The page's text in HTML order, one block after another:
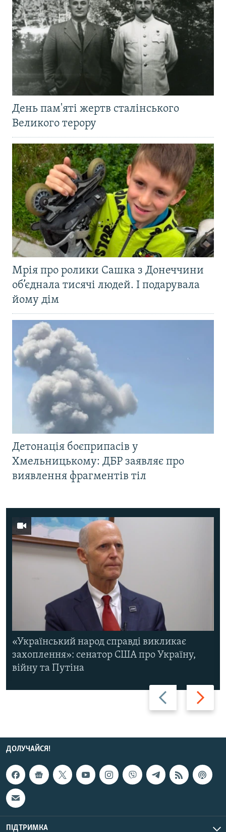
День пам'яті жертв сталінського
Великого терору
Мрія про ролики Сашка з Донеччини
об’єднала тисячі людей. І подарувала
йому дім
Детонація боєприпасів у
Хмельницькому: ДБР заявляє про
виявлення фрагментів тіл
Назад Вперед
«Український народ справді викликає
захоплення»: сенатор США про Україну,
війну та Путіна
ДОЛУЧАЙСЯ!
ПІДТРИМКА